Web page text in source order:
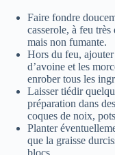
Faire fondre
casserole, à feu
mais non fumante.
Hors du feu,
d’avoine et les
enrober tous les
Laisser tiédir
préparation dans
coques de noix,
Planter
que la graisse